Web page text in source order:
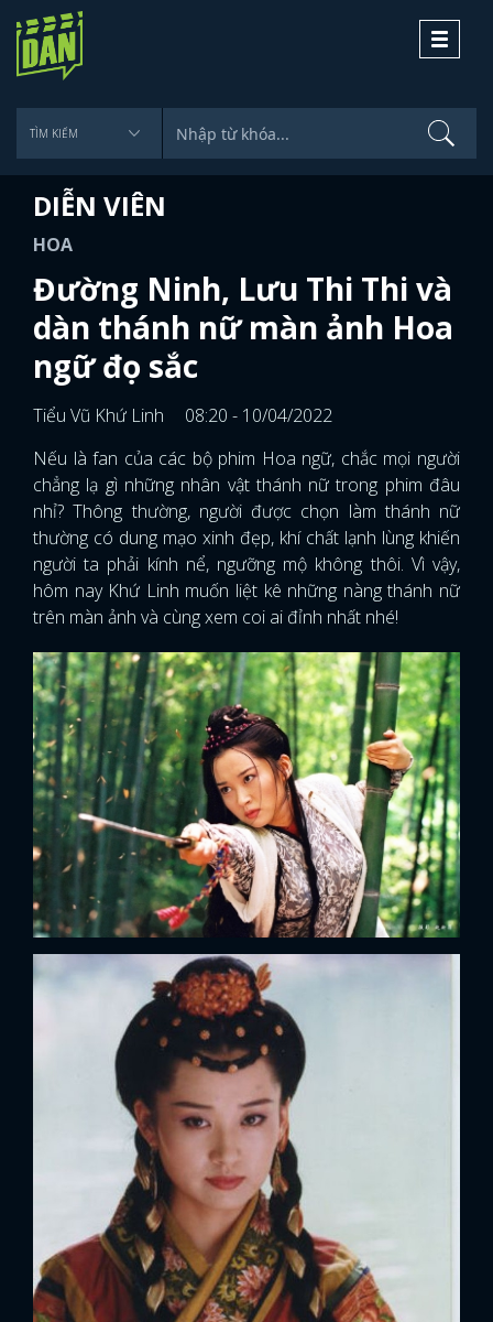
Toggle
DIỄN VIÊN
HOA
Đường Ninh, Lưu Thi Thi và
dàn thánh nữ màn ảnh Hoa
ngữ đọ sắc
Tiểu Vũ Khứ Linh
08:20 - 10/04/2022
Nếu là fan của các bộ phim Hoa ngữ, chắc mọi người
chẳng lạ gì những nhân vật thánh nữ trong phim đâu
nhỉ? Thông thường, người được chọn làm thánh nữ
thường có dung mạo xinh đẹp, khí chất lạnh lùng khiến
người ta phải kính nể, ngưỡng mộ không thôi. Vì vậy,
hôm nay Khứ Linh muốn liệt kê những nàng thánh nữ
trên màn ảnh và cùng xem coi ai đỉnh nhất nhé!